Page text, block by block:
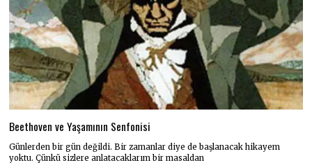
Beethoven ve Yaşamının Senfonisi
Günlerden bir gün değildi. Bir zamanlar diye de başlanacak hikayem
yoktu. Çünkü sizlere anlatacaklarım bir masaldan